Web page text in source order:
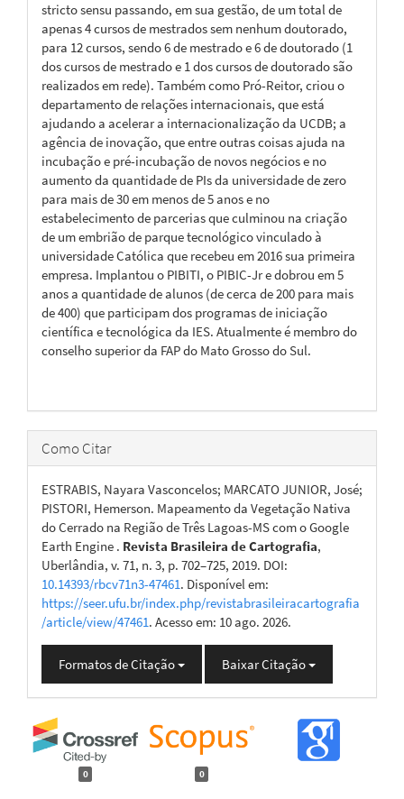
stricto sensu passando, em sua gestão, de um total de
apenas 4 cursos de mestrados sem nenhum doutorado,
para 12 cursos, sendo 6 de mestrado e 6 de doutorado (1
dos cursos de mestrado e 1 dos cursos de doutorado são
realizados em rede). Também como Pró-Reitor, criou o
departamento de relações internacionais, que está
ajudando a acelerar a internacionalização da UCDB; a
agência de inovação, que entre outras coisas ajuda na
incubação e pré-incubação de novos negócios e no
aumento da quantidade de PIs da universidade de zero
para mais de 30 em menos de 5 anos e no
estabelecimento de parcerias que culminou na criação
de um embrião de parque tecnológico vinculado à
universidade Católica que recebeu em 2016 sua primeira
empresa. Implantou o PIBITI, o PIBIC-Jr e dobrou em 5
anos a quantidade de alunos (de cerca de 200 para mais
de 400) que participam dos programas de iniciação
científica e tecnológica da IES. Atualmente é membro do
conselho superior da FAP do Mato Grosso do Sul.
Como Citar
ESTRABIS, Nayara Vasconcelos; MARCATO JUNIOR, José;
PISTORI, Hemerson. Mapeamento da Vegetação Nativa
do Cerrado na Região de Três Lagoas-MS com o Google
Earth Engine . Revista Brasileira de Cartografia,
Uberlândia, v. 71, n. 3, p. 702–725, 2019. DOI:
10.14393/rbcv71n3-47461. Disponível em:
https://seer.ufu.br/index.php/revistabrasileiracartografia
/article/view/47461. Acesso em: 10 ago. 2026.
Formatos de Citação Baixar Citação
0 0